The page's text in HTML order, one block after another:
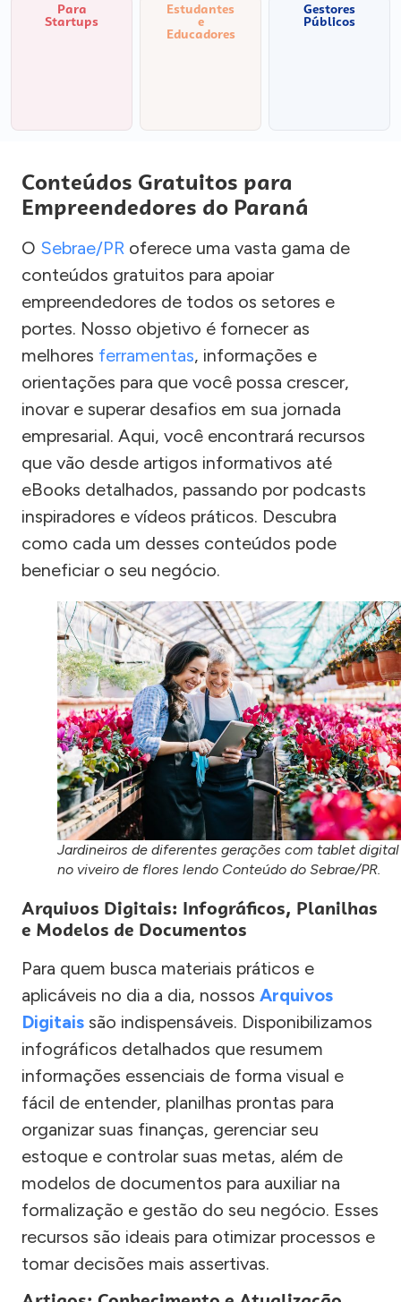
Para
Startups
Estudantes
e
Educadores
Gestores
Públicos
Conteúdos Gratuitos para
Empreendedores do Paraná
O Sebrae/PR oferece uma vasta gama de
conteúdos gratuitos para apoiar
empreendedores de todos os setores e
portes. Nosso objetivo é fornecer as
melhores ferramentas, informações e
orientações para que você possa crescer,
inovar e superar desafios em sua jornada
empresarial. Aqui, você encontrará recursos
que vão desde artigos informativos até
eBooks detalhados, passando por podcasts
inspiradores e vídeos práticos. Descubra
como cada um desses conteúdos pode
beneficiar o seu negócio.
Jardineiros de diferentes gerações com tablet digital
no viveiro de flores lendo Conteúdo do Sebrae/PR.
Arquivos Digitais: Infográficos, Planilhas
e Modelos de Documentos
Para quem busca materiais práticos e
aplicáveis no dia a dia, nossos Arquivos
Digitais são indispensáveis. Disponibilizamos
infográficos detalhados que resumem
informações essenciais de forma visual e
fácil de entender, planilhas prontas para
organizar suas finanças, gerenciar seu
estoque e controlar suas metas, além de
modelos de documentos para auxiliar na
formalização e gestão do seu negócio. Esses
recursos são ideais para otimizar processos e
tomar decisões mais assertivas.